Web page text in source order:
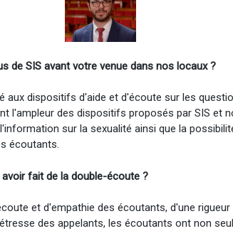
de SIS avant votre venue dans nos locaux ?
aux dispositifs d'aide et d'écoute sur les
l'ampleur des dispositifs proposés par SIS et
sur la sexualité ainsi que la
écoutants.
fait de la double-écoute ?
et d'empathie des écoutants, d'une
des appelants, les écoutants ont non